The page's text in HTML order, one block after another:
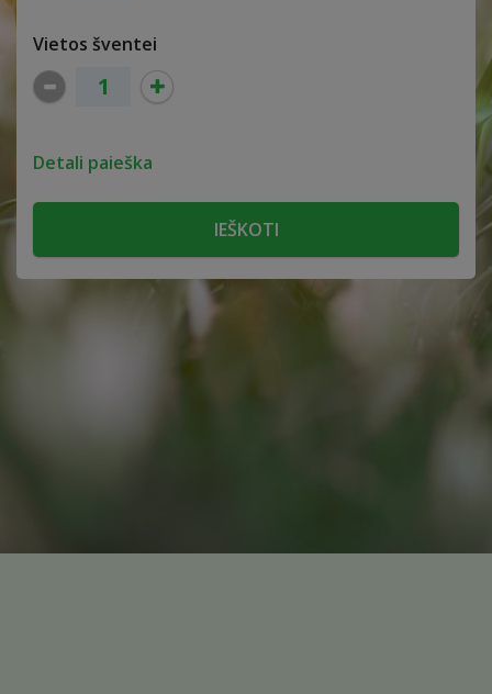
Vietos šventei
Detali paieška